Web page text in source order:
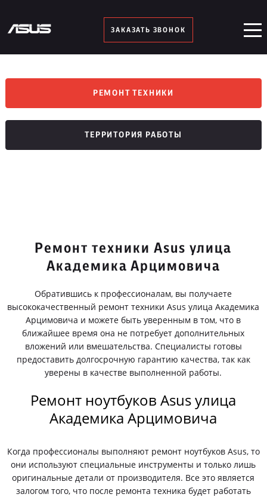
ЗАКАЗАТЬ ЗВОНОК
РЕМОНТ ТЕХНИКИ
ТЕРРИТОРИЯ РАБОТЫ
Ремонт техники Asus улица
Академика Арцимовича
Обратившись к профессионалам, вы получаете
высококачественный ремонт техники Asus улица Академика
Арцимовича и можете быть уверенным в том, что в
ближайшее время она не потребует дополнительных
вложений или вмешательства. Специалисты готовы
предоставить долгосрочную гарантию качества, так как
уверены в качестве выполненной работы.
Ремонт ноутбуков Asus улица
Академика Арцимовича
Когда профессионалы выполняют ремонт ноутбуков Asus, то
они используют специальные инструменты и только лишь
оригинальные детали от производителя. Все это является
залогом того, что после ремонта техника будет работать